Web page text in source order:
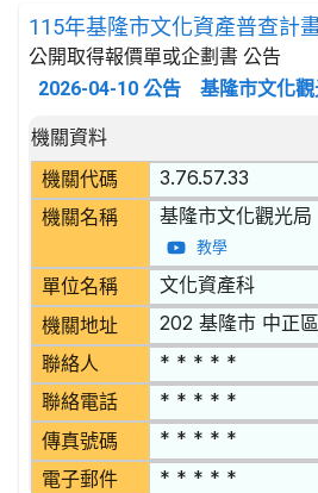
115年基隆市文化資產普查計
公開取得報價單或企劃書 公告
2026-04-10 公告 基隆市文化
招標公告詳細內容
機關資料
機關代碼
3.76.57.33
機關名稱 基隆市文化觀光局
教學
單位名稱 文化資產科
機關地址 202 基隆市 中正
聯絡人 * * * * *
聯絡電話 * * * * *
傳真號碼 * * * * *
電子郵件 * * * * *